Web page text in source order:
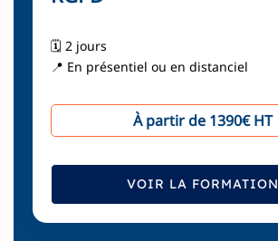
🗓️ 2 jours
📍 En présentiel ou en distanciel
À partir de 1390€ HT
VOIR LA FORMATION